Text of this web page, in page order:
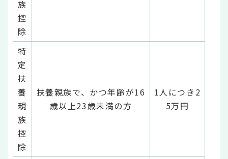
族
控
除
特
定
扶
養
親
族
控
除
扶養親族で、かつ年齢が16
歳以上23歳未満の方
1人につき2
5万円